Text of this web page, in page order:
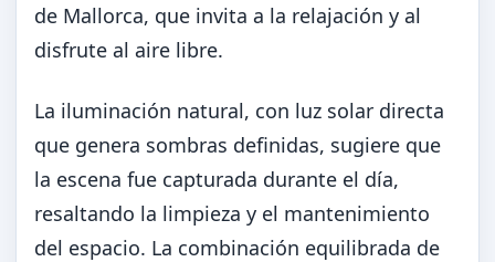
de Mallorca, que invita a la relajación y al
disfrute al aire libre.
La iluminación natural, con luz solar directa
que genera sombras definidas, sugiere que
la escena fue capturada durante el día,
resaltando la limpieza y el mantenimiento
del espacio. La combinación equilibrada de